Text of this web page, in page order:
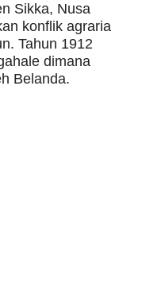
Sikka, Nusa
konflik agraria
Tahun 1912
dimana
Belanda.